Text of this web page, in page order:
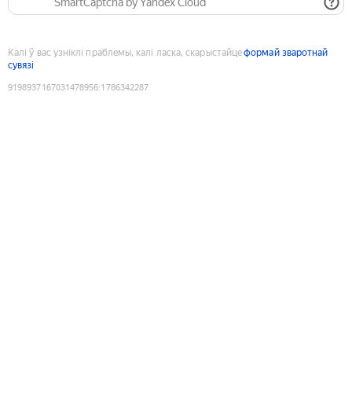
Калі ў вас узніклі праблемы, калі ласка, скарыстайцеформай зваротнай
сувязі
9198937167031478956:1786342287